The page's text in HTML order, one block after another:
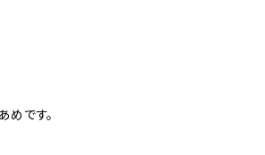
です。